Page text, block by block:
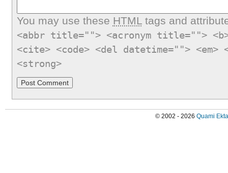
You may use these HTMLtags and
<abbr title=""> <acronym title="">
<cite> <code> <del datetime="">
<strong>
© 2002 - 2026 Quami